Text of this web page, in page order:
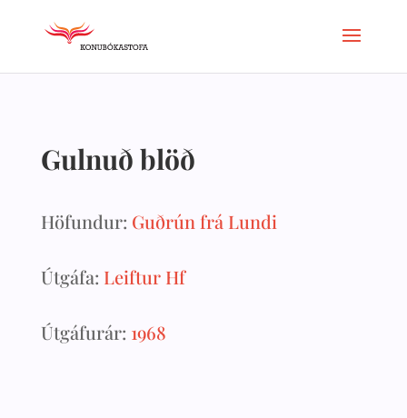
Gulnuð blöð
Höfundur: Guðrún frá Lundi
Útgáfa: Leiftur Hf
Útgáfurár: 1968